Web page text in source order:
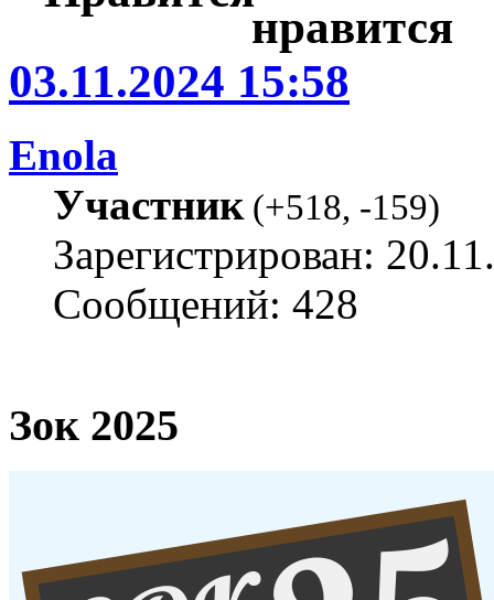
03.11.2024 15:58
Enola
Участник(+518, -159)
Зарегистрирован:
Сообщений: 428
Зок 2025